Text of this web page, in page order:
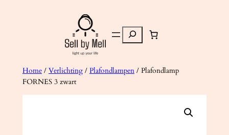
Zoeken
Home/ Verlichting/ Plafondlampen/ Plafondlamp
FORNES 3 zwart